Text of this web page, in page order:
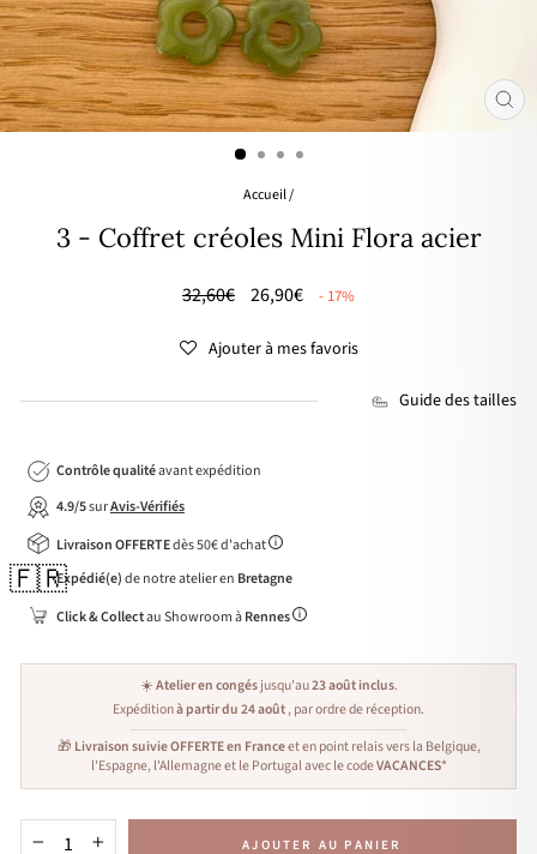
Accueil/
3 - Coffret créoles Mini Flora acier
Prix
32,60€
🌸
26,90€ - 17%
Ajouter à mes favoris
Guide des tailles
Contrôle qualitéavant expédition
4.9/5surAvis-Vérifiés
Livraison OFFERTEdès 50€ d'achat
🇫🇷Expédié(e)de notre atelier en Bretagne
Click & Collectau Showroom àRennes
☀️Atelier en congésjusqu'au23 août inclus.
Expéditionà partir du 24 août, par ordre de réception.
🎁 Livraison suivie OFFERTE en Franceet en point relais vers la Belgique,
l'Espagne, l'Allemagne et le Portugal avec le codeVACANCES*
AJOUTER AU PANIER